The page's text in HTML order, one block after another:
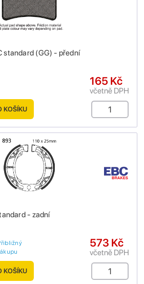
standard (GG) - přední
165 Kč
včetně DPH
KOŠÍKU
- zadní
573 Kč
včetně DPH
KOŠÍKU